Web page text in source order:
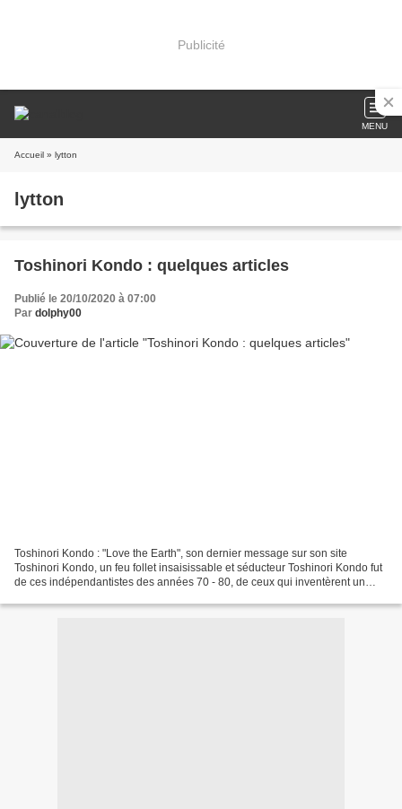
Publicité
MENU
Accueil » lytton
lytton
Toshinori Kondo : quelques articles
Publié le 20/10/2020 à 07:00
Par dolphy00
Toshinori Kondo : "Love the Earth", son dernier message sur son site
Toshinori Kondo, un feu follet insaisissable et séducteur Toshinori Kondo fut
de ces indépendantistes des années 70 - 80, de ceux qui inventèrent un